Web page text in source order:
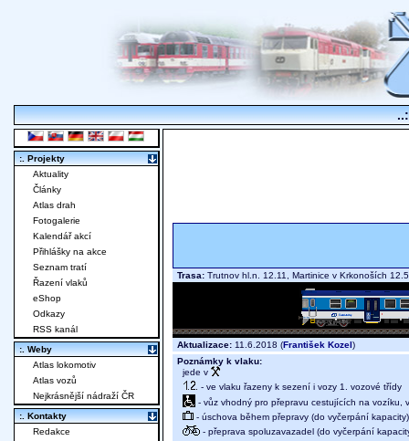
Trasa: Trutnov hl.n. 12.11, Martinice v Krkonoších
Aktualizace: 11.6.2018 (František Kozel)
Poznámky k vlaku:
jede v
- ve vlaku řazeny k sezení i vozy 1. vozové třídy
- vůz vhodný pro přepravu cestujících na vozíku,
- úschova během přepravy (do vyčerpání kapacity)
- přeprava spoluzavazadel (do vyčerpání
:. Projekty
Aktuality
Články
Atlas drah
Fotogalerie
Kalendář akcí
Přihlášky na akce
Seznam tratí
Řazení vlaků
eShop
Odkazy
RSS kanál
:. Weby
Atlas lokomotiv
Atlas vozů
Nejkrásnější nádraží ČR
:. Kontakty
Redakce